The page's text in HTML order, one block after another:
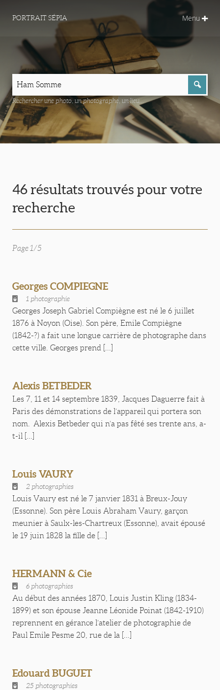
PORTRAIT SÉPIA Menu
Rechercher une photo, un photographe, un lieu...
46 résultats trouvés pour votre
recherche
Page 1/5
Georges COMPIEGNE
1 photographie
Georges Joseph Gabriel Compiègne est né le 6 juillet
1876 à Noyon (Oise). Son père, Emile Compiègne
(1842-?) a fait une longue carrière de photographe dans
cette ville. Georges prend [...]
Alexis BETBEDER
Les 7, 11 et 14 septembre 1839, Jacques Daguerre fait à
Paris des démonstrations de l’appareil qui portera son
nom. Alexis Betbeder qui n’a pas fêté ses trente ans, a-
t-il [...]
Louis VAURY
2 photographies
Louis Vaury est né le 7 janvier 1831 à Breux-Jouy
(Essonne). Son père Louis Abraham Vaury, garçon
meunier à Saulx-les-Chartreux (Essonne), avait épousé
le 19 juin 1828 la fille de [...]
HERMANN & Cie
6 photographies
Au début des années 1870, Louis Justin Kling (1834-
1899) et son épouse Jeanne Léonide Poinat (1842-1910)
reprennent en gérance l’atelier de photographie de
Paul Emile Pesme 20, rue de la [...]
Edouard BUGUET
25 photographies